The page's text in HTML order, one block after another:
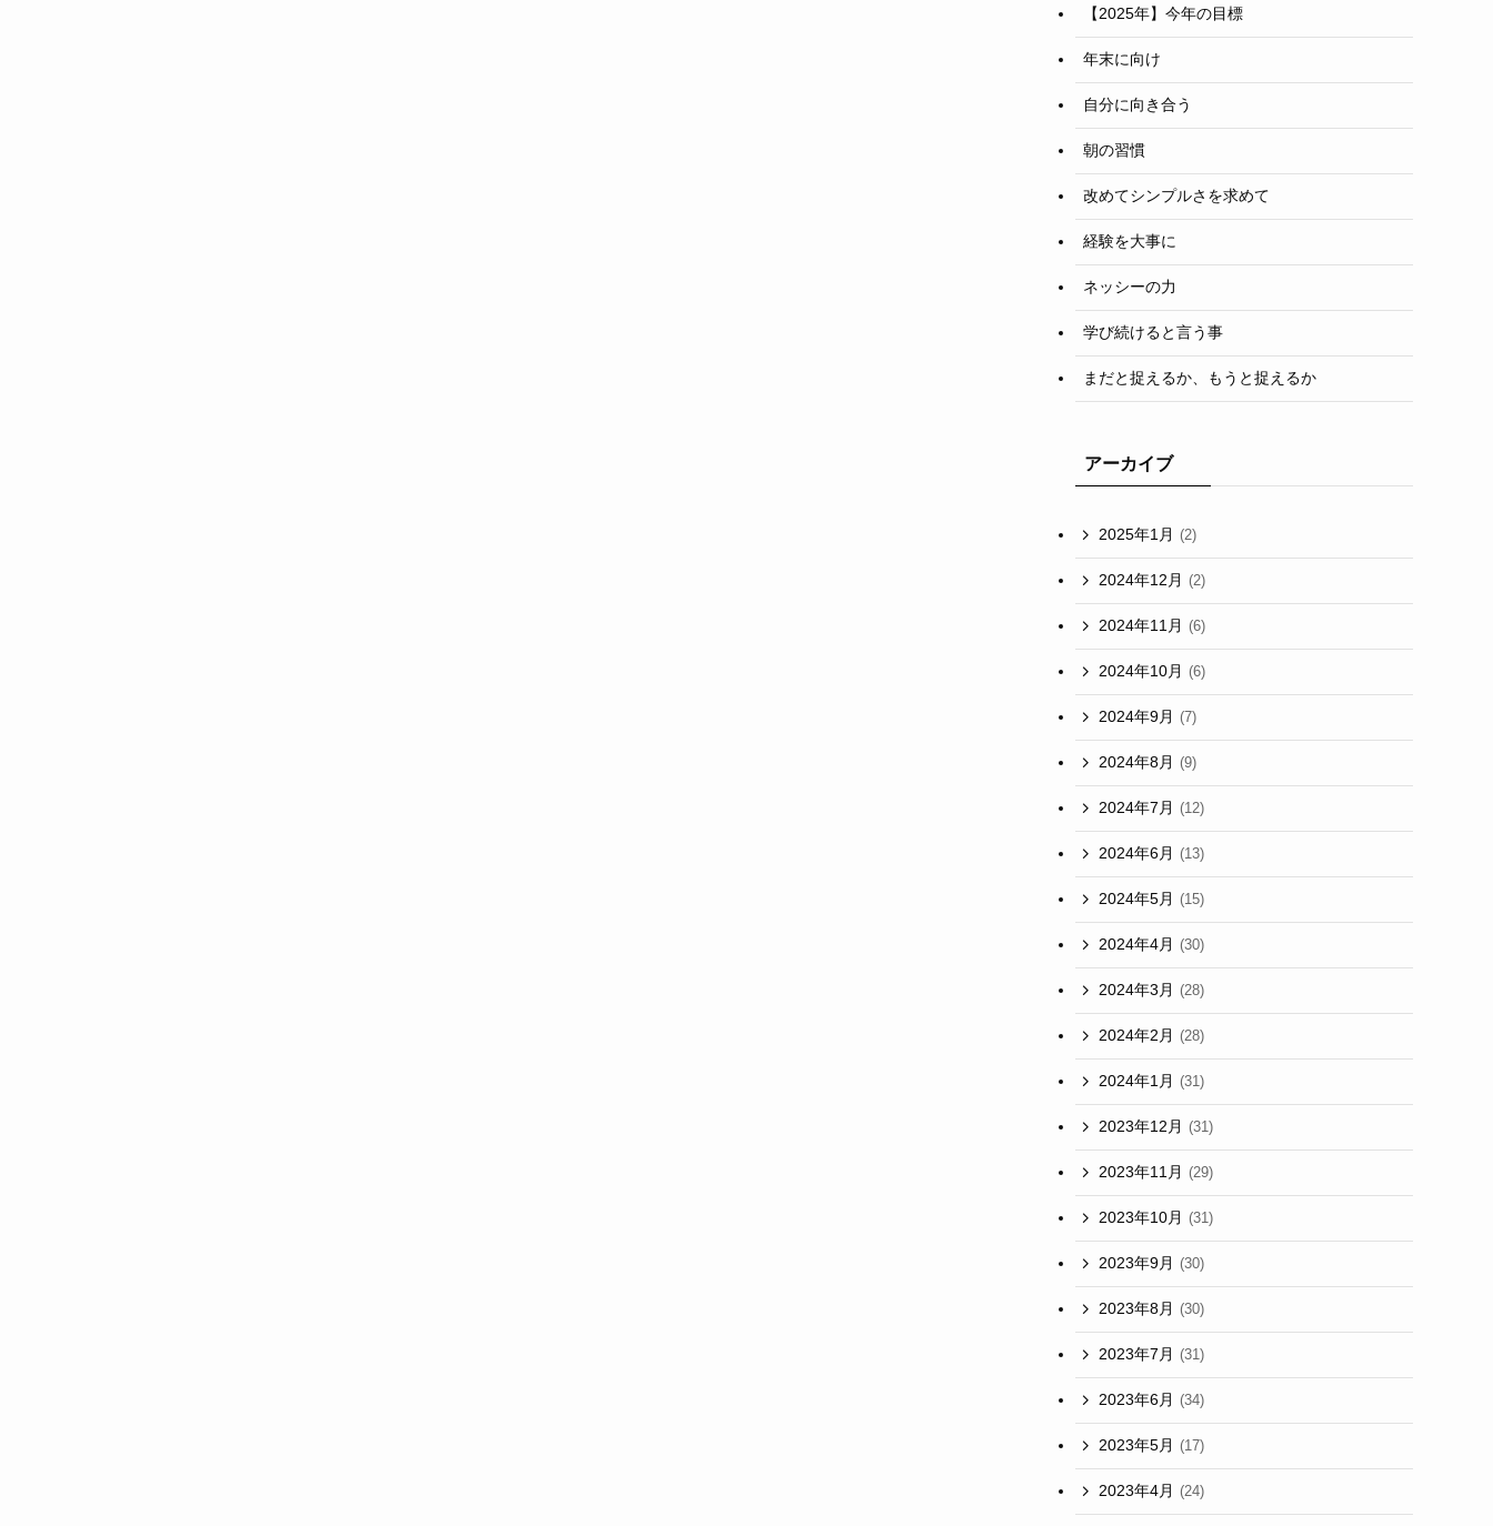
【2025年】今年の目標
年末に向け
自分に向き合う
朝の習慣
改めてシンプルさを求めて
経験を大事に
ネッシーの力
学び続けると言う事
まだと捉えるか、もうと捉えるか
アーカイブ
2025年1月 (2)
2024年12月 (2)
2024年11月 (6)
2024年10月 (6)
2024年9月 (7)
2024年8月 (9)
2024年7月 (12)
2024年6月 (13)
2024年5月 (15)
2024年4月 (30)
2024年3月 (28)
2024年2月 (28)
2024年1月 (31)
2023年12月 (31)
2023年11月 (29)
2023年10月 (31)
2023年9月 (30)
2023年8月 (30)
2023年7月 (31)
2023年6月 (34)
2023年5月 (17)
2023年4月 (24)